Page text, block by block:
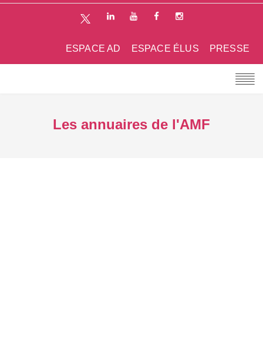
PRESSE
ESPACE ÉLUS
ESPACE AD
Les annuaires de l'AMF